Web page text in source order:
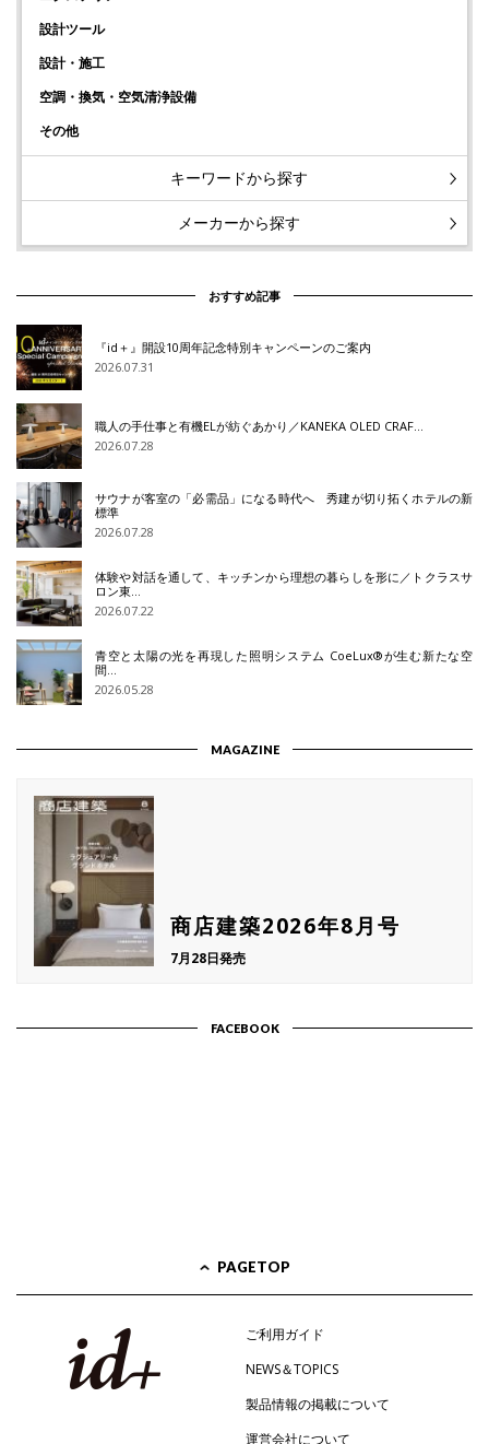
設計ツール
設計・施工
空調・換気・空気清浄設備
その他
キーワードから探す
メーカーから探す
おすすめ記事
『id＋』開設10周年記念特別キャンペーンのご案内
2026.07.31
職人の手仕事と有機ELが紡ぐあかり／KANEKA OLED CRAF…
2026.07.28
サウナが客室の「必需品」になる時代へ 秀建が切り拓くホテルの新
標準
2026.07.28
体験や対話を通して、キッチンから理想の暮らしを形に／トクラスサ
ロン東…
2026.07.22
青空と太陽の光を再現した照明システム CoeLux®が生む新たな空
間…
2026.05.28
MAGAZINE
商店建築2026年8月号
7月28日発売
FACEBOOK
PAGETOP
ご利用ガイド
NEWS＆TOPICS
製品情報の掲載について
運営会社について